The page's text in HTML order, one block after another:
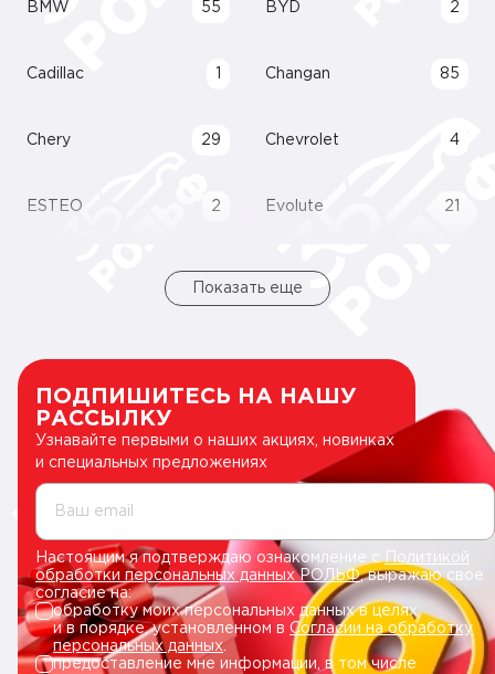
BMW 55 BYD 2
Cadillac Changan 85
Chery 29 Chevrolet 4
ESTEO 2 Evolute 21
Показать еще
ПОДПИШИТЕСЬ НА НАШУ
РАССЫЛКУ
Узнавайте первыми о наших акциях, новинках
и специальных предложениях
Ваш email
Настоящим я подтверждаю ознакомление сПолитикой
обработки персональных данных РОЛЬФ, выражаю свое
согласие на:
обработку моих персональных данных в целях
и в порядке, установленном в Согласии на обработку
персональных данных.
предоставление мне информации, в том числе